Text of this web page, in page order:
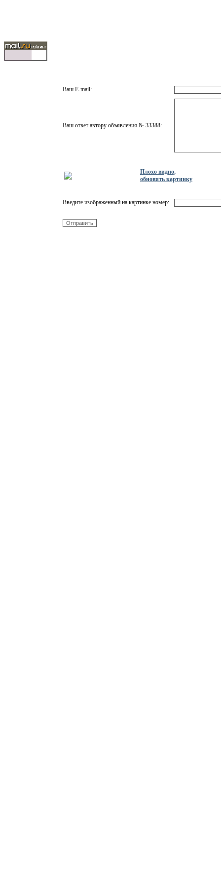
Ваш E-mail:
Ваш ответ автору объявления № 33388:
Плохо видно,
обновить картинку
Введите изображенный на картинке номер: